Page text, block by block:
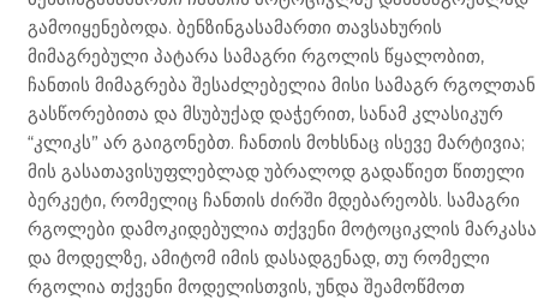
გამოიყენებოდა. ბენზინგასამართი თავსახურის
მიმაგრებული პატარა სამაგრი რგოლის წყალობით,
ჩანთის მიმაგრება შესაძლებელია მისი სამაგრ რგოლთან
გასწორებითა და მსუბუქად დაჭერით, სანამ კლასიკურ
“კლიკს” არ გაიგონებთ. ჩანთის მოხსნაც ისევე მარტივია;
მის გასათავისუფლებლად უბრალოდ გადაწიეთ წითელი
ბერკეტი, რომელიც ჩანთის ძირში მდებარეობს. სამაგრი
რგოლები დამოკიდებულია თქვენი მოტოციკლის მარკასა
და მოდელზე, ამიტომ იმის დასადგენად, თუ რომელი
რგოლია თქვენი მოდელისთვის, უნდა შეამოწმოთ